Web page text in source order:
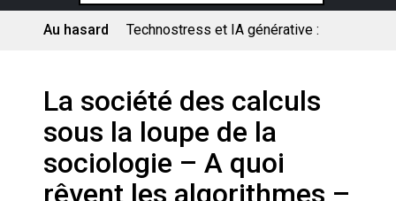
Au hasard
Technostress et IA générative :
Pourquoi les études qui
prévoient la fin de l’emploi « à
cause » de l’IA se plantent-
elles toujours ?
Le consultant : une lecture
sociologique
La société des calculs
sous la loupe de la
sociologie – A quoi
rêvent les algorithmes –